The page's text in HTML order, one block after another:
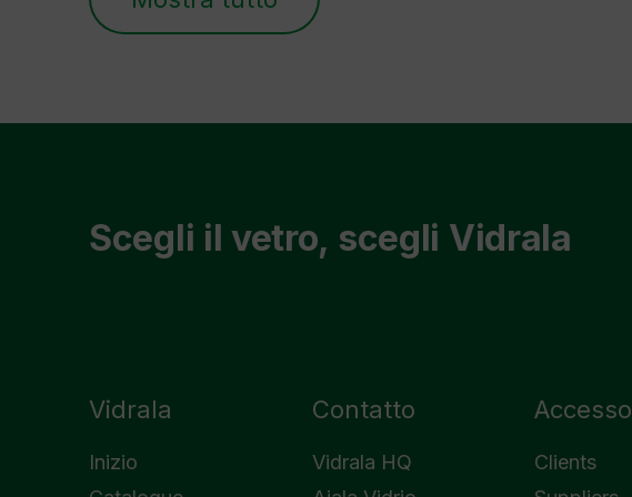
Scegli il vetro, scegli Vidrala
Vidrala
Inizio
Contatto
Vidrala HQ
Accesso
Clients